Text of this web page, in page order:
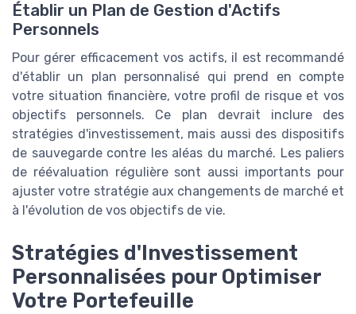
Établir un Plan de Gestion d'Actifs
Personnels
Pour gérer efficacement vos actifs, il est recommandé
d'établir un plan personnalisé qui prend en compte
votre situation financière, votre profil de risque et vos
objectifs personnels. Ce plan devrait inclure des
stratégies d'investissement, mais aussi des dispositifs
de sauvegarde contre les aléas du marché. Les paliers
de réévaluation régulière sont aussi importants pour
ajuster votre stratégie aux changements de marché et
à l'évolution de vos objectifs de vie.
Stratégies d'Investissement
Personnalisées pour Optimiser
Votre Portefeuille